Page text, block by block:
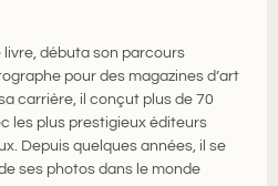
livre, débuta son parcours
pour des magazines d’art
carrière, il conçut plus de 70
les plus prestigieux éditeurs
Depuis quelques années, il se
ses photos dans le monde